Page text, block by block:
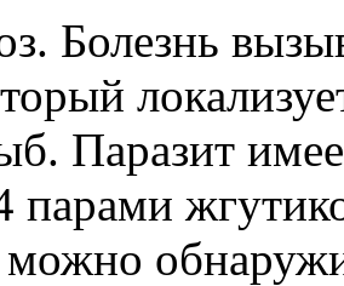
Болезнь
Паразит
парами
можно